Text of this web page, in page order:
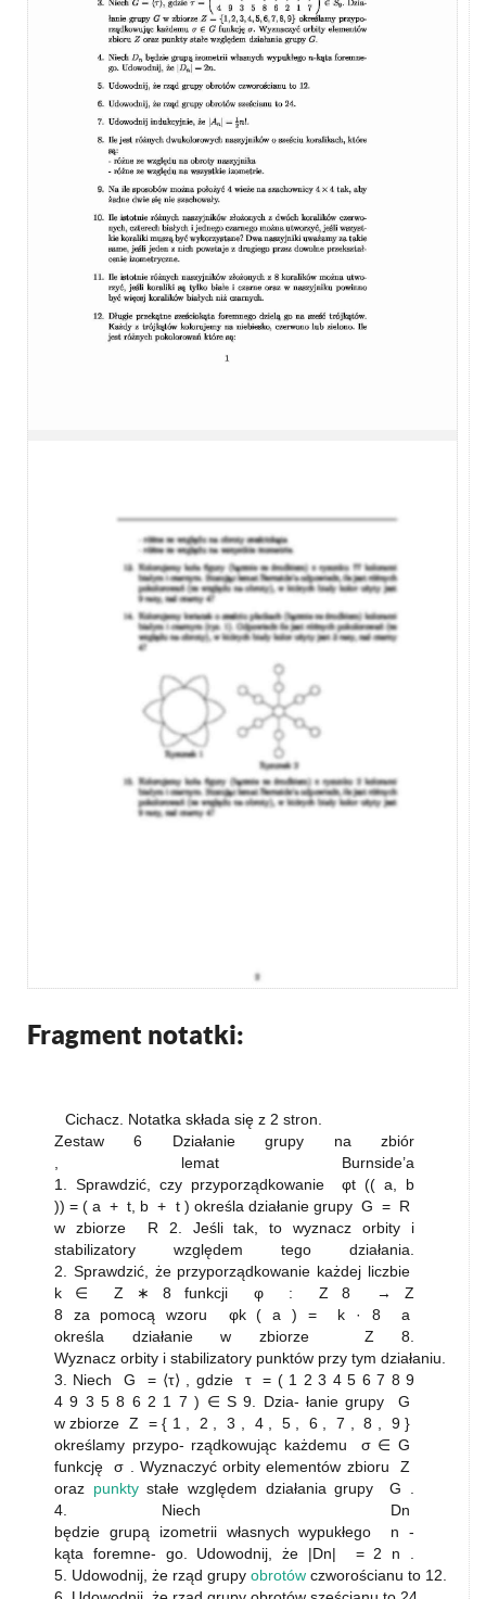
Fragment notatki:
Cichacz. Notatka składa się z 2 stron.
Zestaw 6 Działanie grupy na zbiór
, lemat Burnside’a
1. Sprawdzić, czy przyporządkowanie φt (( a, b
)) = ( a + t, b + t ) określa działanie grupy G = R
w zbiorze R 2. Jeśli tak, to wyznacz orbity i
stabilizatory względem tego działania.
2. Sprawdzić, że przyporządkowanie każdej liczbie
k ∈ Z ∗ 8 funkcji φ : Z 8 → Z
8 za pomocą wzoru φk ( a ) = k · 8 a
określa działanie w zbiorze Z 8.
Wyznacz orbity i stabilizatory punktów przy tym działaniu.
3. Niech G = ⟨τ⟩ , gdzie τ = ( 1 2 3 4 5 6 7 8 9
4 9 3 5 8 6 2 1 7 ) ∈ S 9. Dzia- łanie grupy G
w zbiorze Z = { 1 , 2 , 3 , 4 , 5 , 6 , 7 , 8 , 9 }
określamy przypo- rządkowując każdemu σ ∈ G
funkcję σ . Wyznaczyć orbity elementów zbioru Z
oraz punktystałe względem działania grupy G .
4. Niech Dn
będzie grupą izometrii własnych wypukłego n -
kąta foremne- go. Udowodnij, że |Dn| = 2 n .
5. Udowodnij, że rząd grupy obrotów czworościanu to 12.